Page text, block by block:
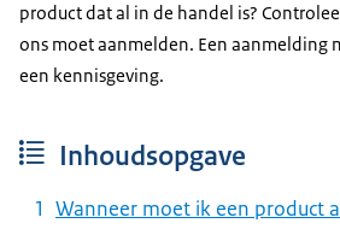
product dat al in de handel is?
ons moet aanmelden. Een aanmelding
een kennisgeving.
Inhoudsopgave
Wanneer moet ik een product